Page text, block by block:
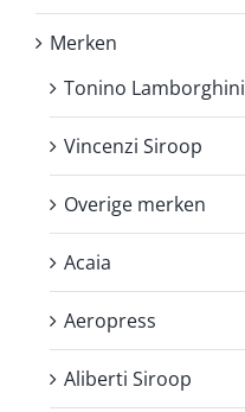
Merken
Tonino Lamborghini
Vincenzi Siroop
Overige merken
Acaia
Aeropress
Aliberti Siroop